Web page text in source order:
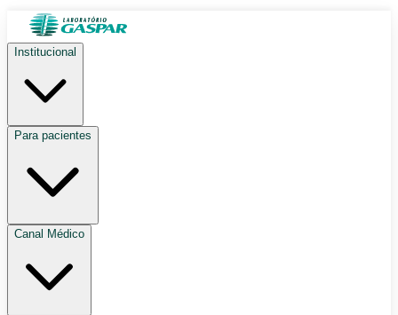
Institucional
Para pacientes
Canal Médico